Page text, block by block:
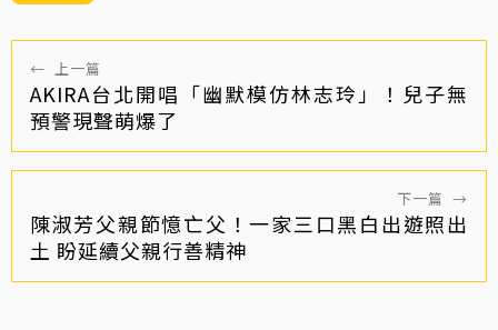
← 上一篇
AKIRA台北開唱「幽默模仿林志玲」！兒子無
預警現聲萌爆了
下一篇 →
陳淑芳父親節憶亡父！一家三口黑白出遊照出
土 盼延續父親行善精神